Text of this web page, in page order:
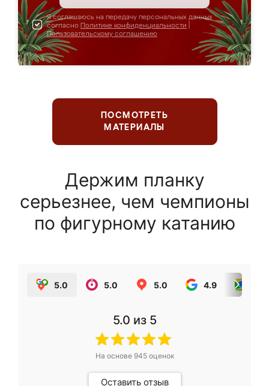
Я соглашаюсь на передачу персональных данных
согласно Политике конфиденциальности
Пользовательскому соглашению
ПОСМОТРЕТЬ
МАТЕРИАЛЫ
Держим планку
серьезнее, чем чемпионы
по фигурному катанию
5.0 5.0 5.0 4.9
5.0 из 5
На основе 945оценок
Оставить отзыв